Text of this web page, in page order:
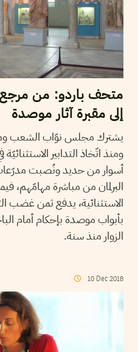
متحف باردو: من
إلى مقبرة آثار موصدة
يشترك مجلس نوّاب الشعب
أسوار من حديد ونُصبت مدرّعات
البرلمان من مباشرة مهامّهم،
الاستثنائية، يدفع ثمن غضب
بأبواب موصدة بإحكام أمام
الزوار منذ سنة.
10 Dec 2018